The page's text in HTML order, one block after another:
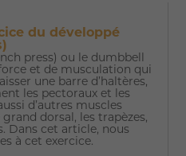
du développé
press) ou le dumbbell
et de musculation qui
une barre d’haltères,
les pectoraux et les
d’autres muscles
dorsal, les trapèzes,
Dans cet article, nous
à cet exercice.